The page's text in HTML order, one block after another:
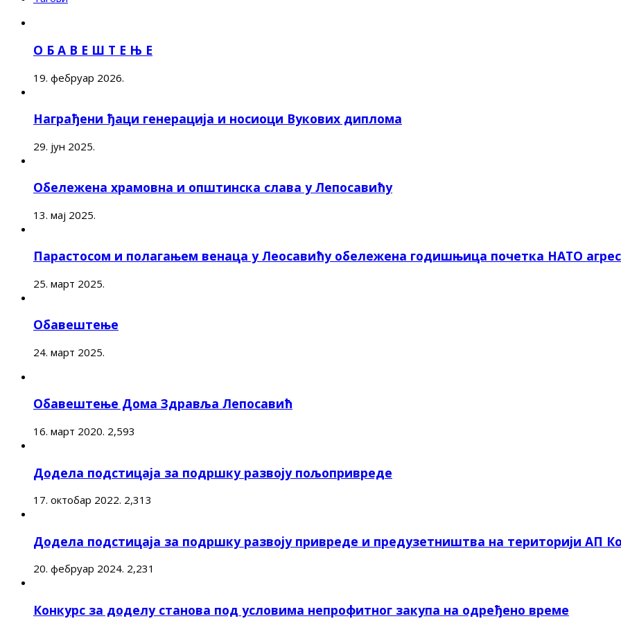
О Б А В Е Ш Т Е Њ Е
19. фебруар 2026.
Награђени ђаци генерација и носиоци Вукових диплома
29. јун 2025.
Обележена храмовна и општинска слава у Лепосавићу
13. мај 2025.
Парастосом и полагањем венаца у Леосавићу обележена годишњица почетка НАТО
25. март 2025.
Обавештење
24. март 2025.
Обавештење Дома Здравља Лепосавић
16. март 2020. 2,593
Додела подстицаја за подршку развоју пољопривреде
17. октобар 2022. 2,313
Додела подстицаја за подршку развоју привреде и предузетништва на територији АП
20. фебруар 2024. 2,231
Конкурс за доделу станова под условима непрофитног закупа на одређено време